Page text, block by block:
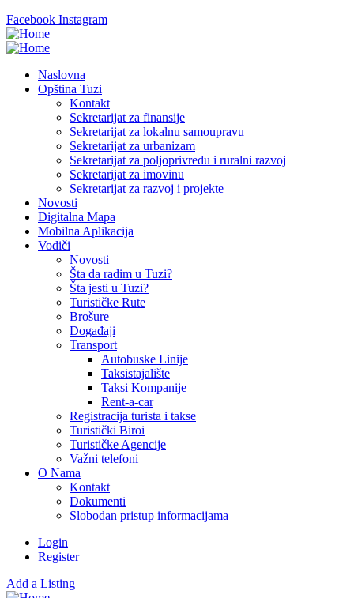
Facebook Instagram
Naslovna
Opština Tuzi
Kontakt
Sekretarijat za finansije
Sekretarijat za lokalnu samoupravu
Sekretarijat za urbanizam
Sekretarijat za poljoprivredu i ruralni razvoj
Sekretarijat za imovinu
Sekretarijat za razvoj i projekte
Novosti
Digitalna Mapa
Mobilna Aplikacija
Vodiči
Novosti
Šta da radim u Tuzi?
Šta jesti u Tuzi?
Turističke Rute
Brošure
Događaji
Transport
Autobuske Linije
Taksistajalište
Taksi Kompanije
Rent-a-car
Registracija turista i takse
Turistički Biroi
Turističke Agencije
Važni telefoni
O Nama
Kontakt
Dokumenti
Slobodan pristup informacijama
Login
Register
Add a Listing